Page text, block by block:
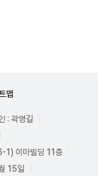
맵
: 곽영길
1) 이마빌딩 11층
15일